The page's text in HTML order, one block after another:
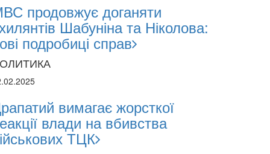
лякає громадян погіршенням
продовжує доганяти
Шабуніна та Ніколова:
подробиці справ
вимагає жорсткої
влади на вбивства
ТЦК